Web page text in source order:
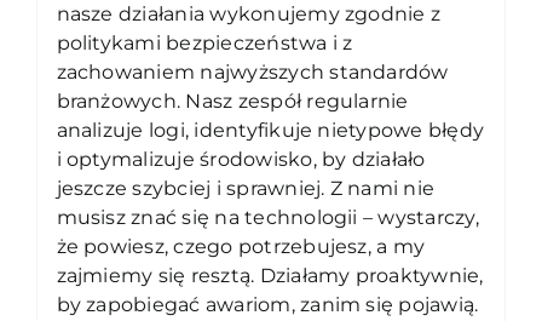
nasze działania wykonujemy zgodnie z
politykami bezpieczeństwa i z
zachowaniem najwyższych standardów
branżowych. Nasz zespół regularnie
analizuje logi, identyfikuje nietypowe błędy
i optymalizuje środowisko, by działało
jeszcze szybciej i sprawniej. Z nami nie
musisz znać się na technologii – wystarczy,
że powiesz, czego potrzebujesz, a my
zajmiemy się resztą. Działamy proaktywnie,
by zapobiegać awariom, zanim się pojawią.